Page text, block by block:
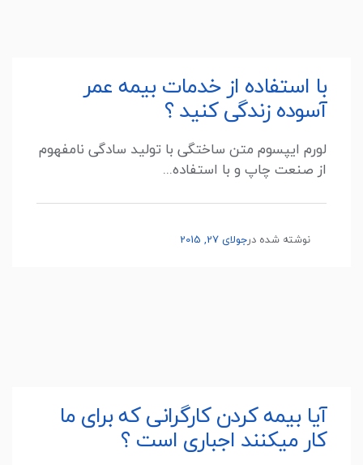
با استفاده از خدمات بیمه عمر
آسوده زندگی کنید ؟
لورم ایپسوم متن ساختگی با تولید سادگی نامفهوم
از صنعت چاپ و با استفاده...
نوشته شده درجولای 27, 2015
آیا بیمه کردن کارگرانی که برای ما
کار میکنند اجباری است ؟